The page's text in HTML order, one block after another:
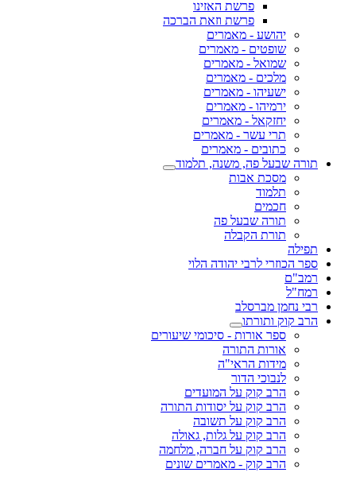
פרשת האזינו
פרשת וזאת הברכה
יהושע - מאמרים
שופטים - מאמרים
שמואל - מאמרים
מלכים - מאמרים
ישעיהו - מאמרים
ירמיהו - מאמרים
יחזקאל - מאמרים
תרי עשר - מאמרים
כתובים - מאמרים
תורה שבעל פה, משנה, תלמוד
מסכת אבות
תלמוד
חכמים
תורה שבעל פה
תורת הקבלה
תפילה
ספר הכוזרי לרבי יהודה הלוי
רמב"ם
רמח"ל
רבי נחמן מברסלב
הרב קוק ותורתו
ספר אורות - סיכומי שיעורים
אורות התורה
מידות הראי"ה
לנבוכי הדור
הרב קוק על המועדים
הרב קוק על יסודות התורה
הרב קוק על תשובה
הרב קוק על גלות, גאולה
הרב קוק על חברה, מלחמה
הרב קוק - מאמרים שונים